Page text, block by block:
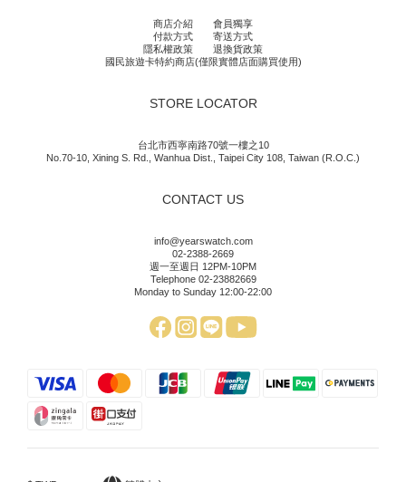
商店介紹
會員獨享
付款方式
寄送方式
隱私權政策
退換貨政策
國民旅遊卡特約商店(僅限實體店面購買使用)
STORE LOCATOR
台北市西寧南路70號一樓之10
No.70-10, Xining S. Rd., Wanhua Dist., Taipei City 108, Taiwan (R.O.C.)
CONTACT US
info@yearswatch.com
02-2388-2669
週一至週日 12PM-10PM
Telephone 02-23882669
Monday to Sunday 12:00-22:00